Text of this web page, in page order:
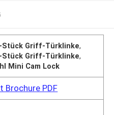
Stück Griff-Türklinke,
Stück Griff-Türklinke,
Mini Cam Lock
Brochure PDF